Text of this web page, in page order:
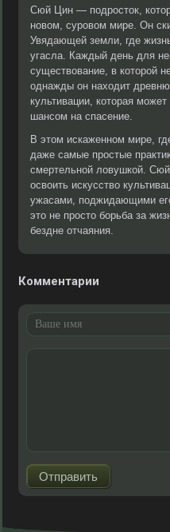
Сюй Цин — подросток,
новом, суровом мире. Он
Увядающей земли, где
угасла. Каждый день для
существование, в которой
однажды он находит
культивации, которая
шансом на спасение.
В этом искаженном мире,
даже самые простые
смертельной ловушкой.
освоить искусство
ужасами, поджидающими
это не просто борьба за
бездне отчаяния.
Комментарии